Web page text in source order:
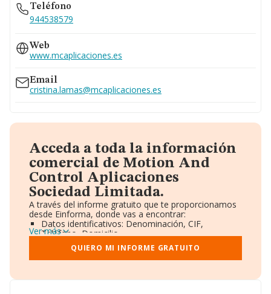
Teléfono
944538579
Web
www.mcaplicaciones.es
Email
cristina.lamas@mcaplicaciones.es
Acceda a toda la información
comercial de Motion And
Control Aplicaciones
Sociedad Limitada.
A través del informe gratuito que te proporcionamos
desde Einforma, donde vas a encontrar:
Datos identificativos: Denominación, CIF,
Teléfono, Domicilio.
Informe Mercantil Completo (BORME).
Gráficos de Evolución Ventas y Empleados.
Consejo de Administración y Administradores.
Accionistas.
Ver más
QUIERO MI INFORME GRATUITO